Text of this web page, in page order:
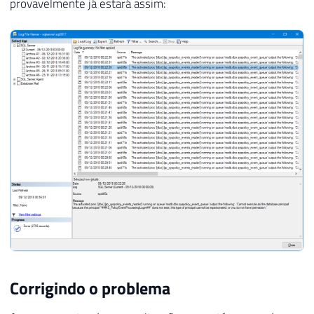
Corrigindo o problema